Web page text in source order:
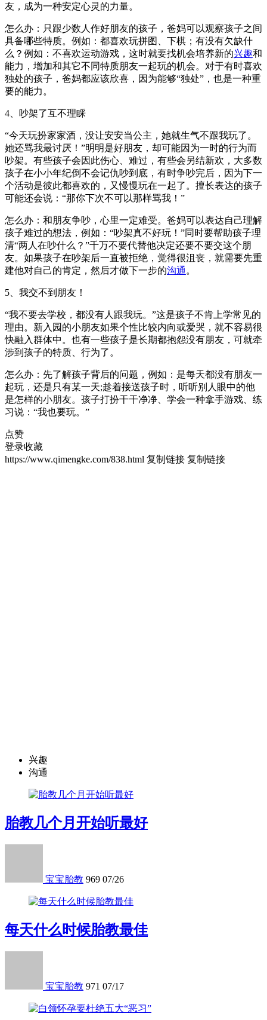
友，成为一种安定心灵的力量。
怎么办：只跟少数人作好朋友的孩子，爸妈可以观察孩子之间
具备哪些特质。例如：都喜欢玩拼图、下棋；有没有欠缺什
么？例如：不喜欢运动游戏，这时就要找机会培养新的兴趣和
能力，增加和其它不同特质朋友一起玩的机会。对于有时喜欢
独处的孩子，爸妈都应该欣喜，因为能够“独处”，也是一种重
要的能力。
4、吵架了互不理睬
“今天玩扮家家酒，没让安安当公主，她就生气不跟我玩了。
她还骂我最讨厌！”明明是好朋友，却可能因为一时的行为而
吵架。有些孩子会因此伤心、难过，有些会另结新欢，大多数
孩子在小小年纪倒不会记仇吵到底，有时争吵完后，因为下一
个活动是彼此都喜欢的，又慢慢玩在一起了。擅长表达的孩子
可能还会说：“那你下次不可以那样骂我！”
怎么办：和朋友争吵，心里一定难受。爸妈可以表达自己理解
孩子难过的想法，例如：“吵架真不好玩！”同时要帮助孩子理
清“两人在吵什么？”千万不要代替他决定还要不要交这个朋
友。如果孩子在吵架后一直被拒绝，觉得很沮丧，就需要先重
建他对自己的肯定，然后才做下一步的沟通 。
5、我交不到朋友！
“我不要去学校，都没有人跟我玩。”这是孩子不肯上学常见的
理由。新入园的小朋友如果个性比较内向或爱哭，就不容易很
快融入群体中。也有一些孩子是长期都抱怨没有朋友，可就牵
涉到孩子的特质、行为了。
怎么办：先了解孩子背后的问题，例如：是每天都没有朋友一
起玩，还是只有某一天;趁着接送孩子时，听听别人眼中的他
是怎样的小朋友。孩子打扮干干净净、学会一种拿手游戏、练
习说：“我也要玩。”
点赞
登录收藏
https://www.qimengke.com/838.html 复制链接 复制链接
兴趣
沟通
胎教几个月开始听最好
宝宝胎教 969 07/26
每天什么时候胎教最佳
宝宝胎教 971 07/17